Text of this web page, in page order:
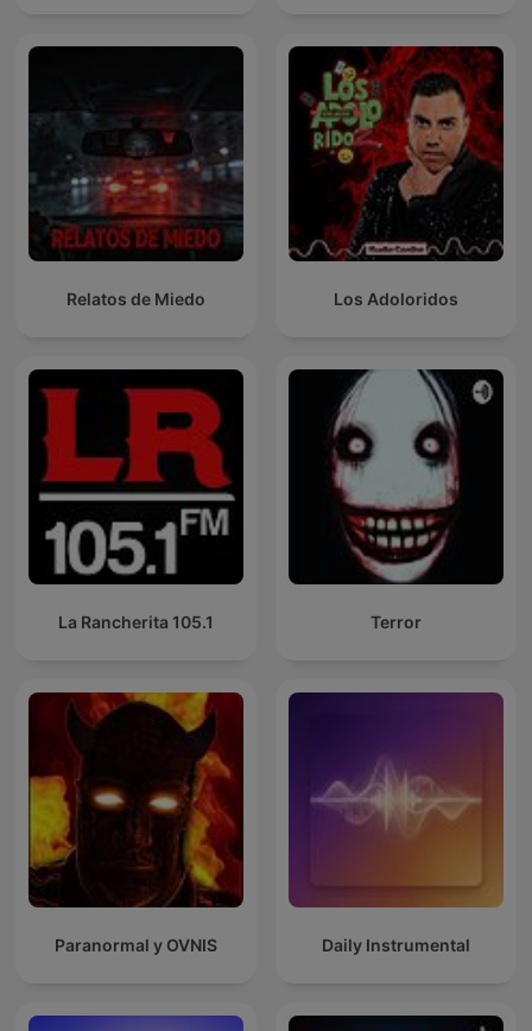
Relatos de Miedo Los Adoloridos
La Rancherita 105.1 Terror
Paranormal y OVNIS Daily Instrumental